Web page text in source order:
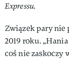
Expressu.
Związek pary nie
2019 roku.
coś nie zaskoczy